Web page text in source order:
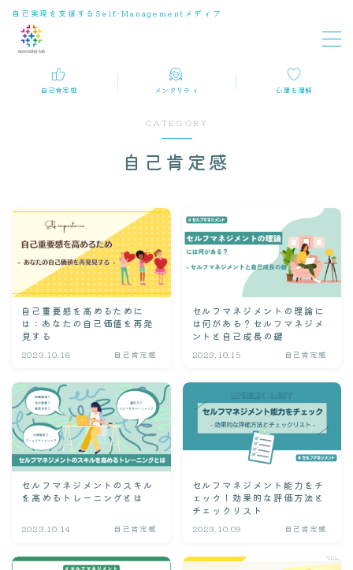
自己実現を支援するSelf-Managementメディア
MENU
自己肯定感 メンタリティ 心理を理解
CATEGORY
自己肯定感
自己重要感を高めるために
は：あなたの自己価値を再発
見する
2023.10.18 自己肯定感
セルフマネジメントの理論に
は何がある？セルフマネジメ
ントと自己成長の鍵
2023.10.15 自己肯定感
セルフマネジメントのスキル
を高めるトレーニングとは
2023.10.14 自己肯定感
セルフマネジメント能力をチ
ェック！効果的な評価方法と
チェックリスト
2023.10.09 自己肯定感